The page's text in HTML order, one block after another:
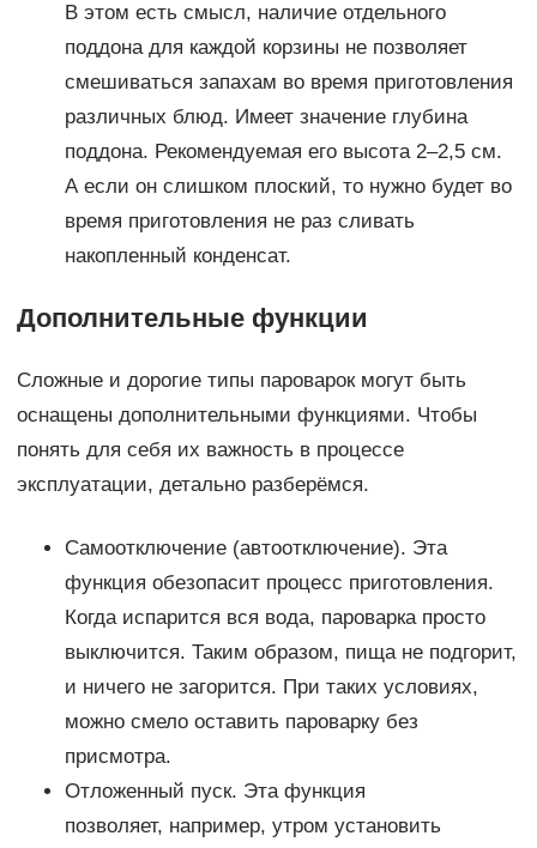
В этом есть смысл, наличие отдельного
поддона для каждой корзины не позволяет
смешиваться запахам во время приготовления
различных блюд. Имеет значение глубина
поддона. Рекомендуемая его высота 2–2,5 см.
А если он слишком плоский, то нужно будет во
время приготовления не раз сливать
накопленный конденсат.
Дополнительные функции
Сложные и дорогие типы пароварок могут быть
оснащены дополнительными функциями. Чтобы
понять для себя их важность в процессе
эксплуатации, детально разберёмся.
Самоотключение (автоотключение). Эта
функция обезопасит процесс приготовления.
Когда испарится вся вода, пароварка просто
выключится. Таким образом, пища не подгорит,
и ничего не загорится. При таких условиях,
можно смело оставить пароварку без
присмотра.
Отложенный пуск. Эта функция
позволяет, например, утром установить